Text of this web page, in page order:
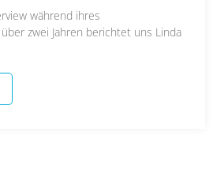
während ihres
zwei Jahren berichtet uns Linda